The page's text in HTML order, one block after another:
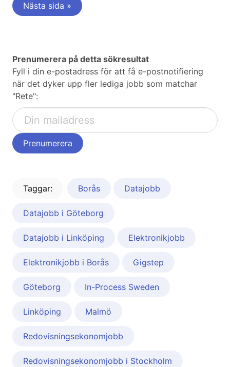
Nästa sida »
Prenumerera på detta sökresultat
Fyll i din e-postadress för att få e-postnotifiering
när det dyker upp fler lediga jobb som matchar
"Rete":
Taggar: Borås Datajobb
Datajobb i Göteborg
Datajobb i Linköping Elektronikjobb
Elektronikjobb i Borås Gigstep
Göteborg In-Process Sweden
Linköping Malmö
Redovisningsekonomjobb
Redovisningsekonomjobb i Stockholm